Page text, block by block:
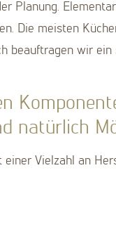
Planung.
Die meisten
beauftragen wir
natürlich
Vielzahl an